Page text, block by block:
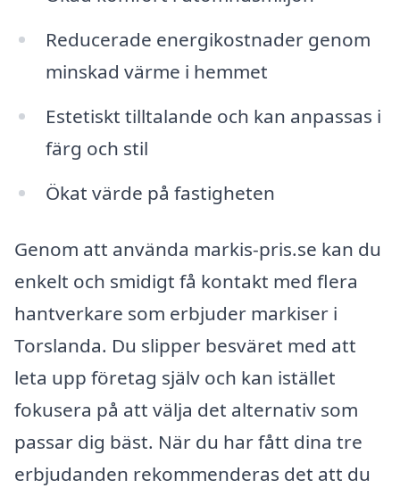
Reducerade energikostnader genom
minskad värme i hemmet
Estetiskt tilltalande och kan anpassas i
färg och stil
Ökat värde på fastigheten
Genom att använda markis-pris.se kan du
enkelt och smidigt få kontakt med flera
hantverkare som erbjuder markiser i
Torslanda. Du slipper besväret med att
leta upp företag själv och kan istället
fokusera på att välja det alternativ som
passar dig bäst. När du har fått dina tre
erbjudanden rekommenderas det att du